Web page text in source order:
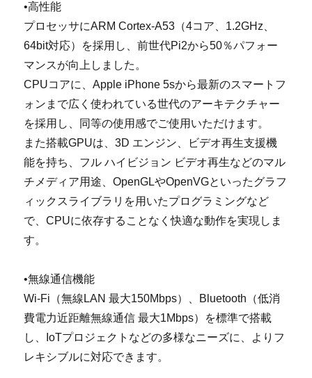
•高性能
プロセッサにARM Cortex-A53（4コア、1.2GHz、
64bit対応）を採用し、前世代Pi2から50％パフォー
マンスが向上しました。
CPUコアに、Apple iPhone 5sから最新のスマートフ
ォンまで広く使われている世代のアーキテクチャー
を採用し、同等の使用感でご使用いただけます。
また搭載GPUは、3D エンジン、ビデオ再生支援機
能を持ち、フル ハイビジョン ビデオ再生などのマル
チメディア用途、OpenGLやOpenVGといったグラフ
ィックスライブラリを用いたプログラミングなど
で、CPUに依存することなく快適な動作を実現しま
す。
•無線通信機能
Wi-Fi（無線LAN 最大150Mbps）、Bluetooth（低消
費電力近距離無線通信 最大1Mbps）を標準で搭載
し、IoTプロジェクトなどの多様なニーズに、よりフ
レキシブルに対応できます。